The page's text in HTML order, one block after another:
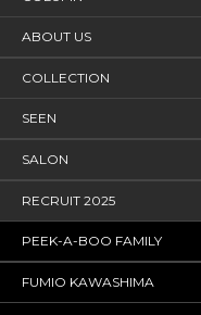
ABOUT US
COLLECTION
SEEN
SALON
RECRUIT 2025
PEEK-A-BOO FAMILY
FUMIO KAWASHIMA